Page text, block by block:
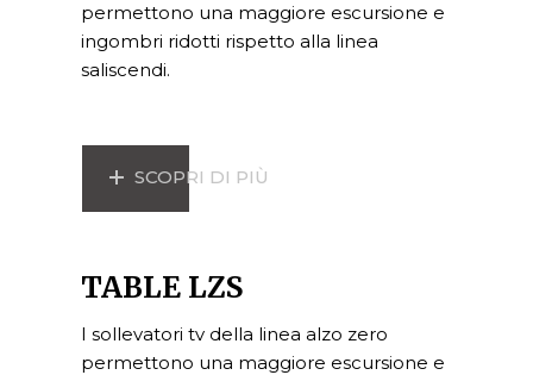
permettono una maggiore escursione e
ingombri ridotti rispetto alla linea
saliscendi.
SCOPRI DI PIÙ
TABLE LZS
I sollevatori tv della linea alzo zero
permettono una maggiore escursione e